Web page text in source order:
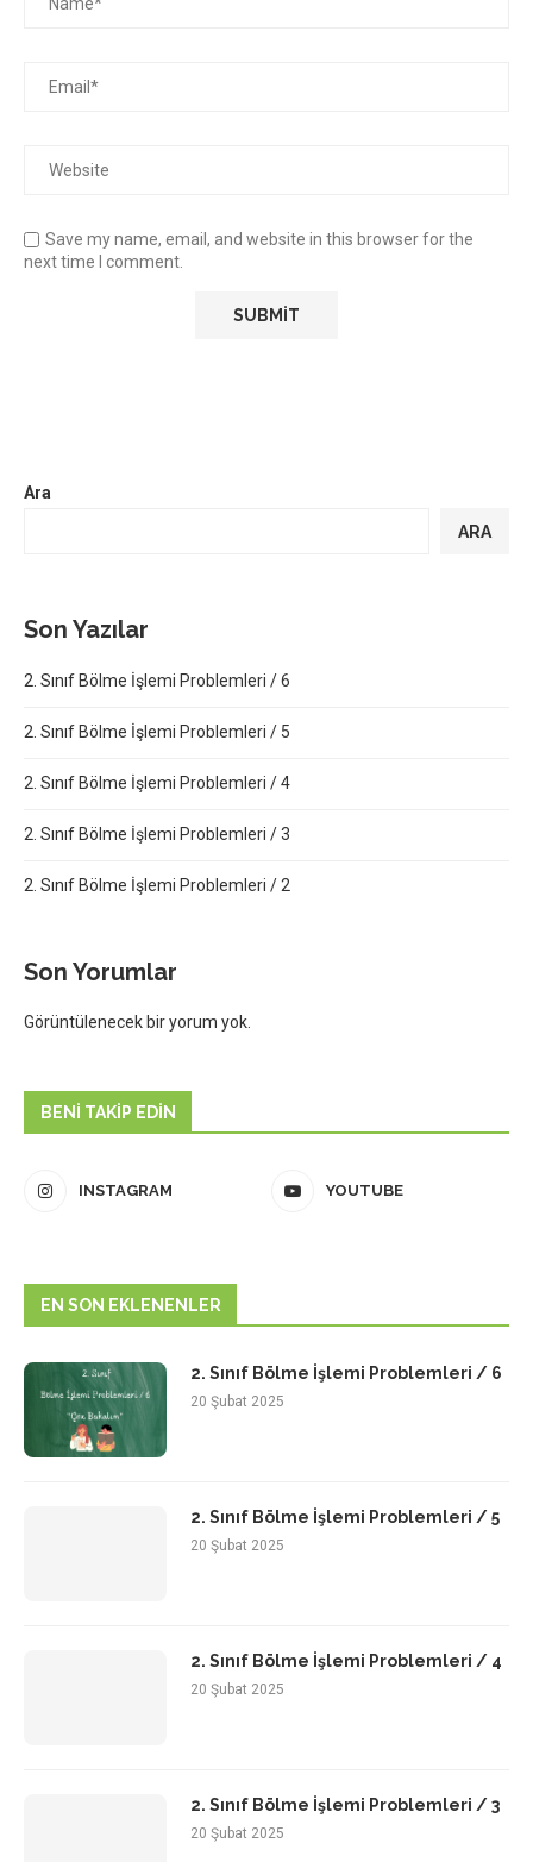
Save my name, email, and website in this browser for the
next time I comment.
Ara
ARA
Son Yazılar
2. Sınıf Bölme İşlemi Problemleri / 6
2. Sınıf Bölme İşlemi Problemleri / 5
2. Sınıf Bölme İşlemi Problemleri / 4
2. Sınıf Bölme İşlemi Problemleri / 3
2. Sınıf Bölme İşlemi Problemleri / 2
Son Yorumlar
Görüntülenecek bir yorum yok.
BENI TAKIP EDIN
INSTAGRAM YOUTUBE
EN SON EKLENENLER
2. Sınıf Bölme İşlemi Problemleri / 6
20 Şubat 2025
2. Sınıf Bölme İşlemi Problemleri / 5
20 Şubat 2025
2. Sınıf Bölme İşlemi Problemleri / 4
20 Şubat 2025
2. Sınıf Bölme İşlemi Problemleri / 3
20 Şubat 2025